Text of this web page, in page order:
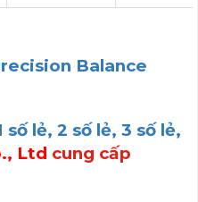
Balance
số lẻ, 2 số lẻ, 3 số lẻ,
Ltd cung cấp